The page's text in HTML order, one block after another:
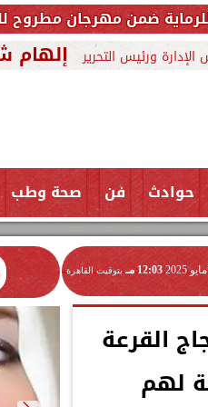
مطروح للتراث
ورئيس التحرير إلهام
حوادث فن صحة وطب
12:03 مـ بتوقيت القاهرة
القرعة
لهم